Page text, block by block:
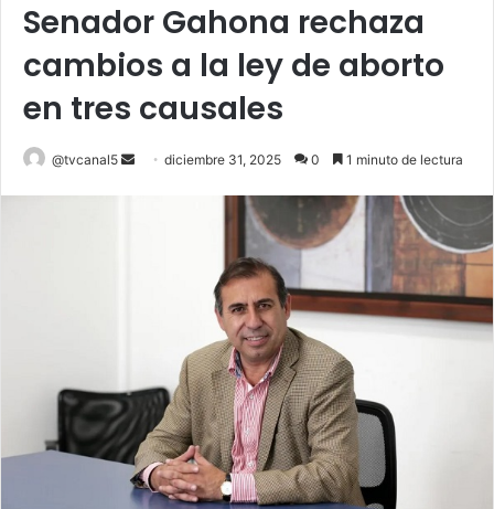
Senador Gahona rechaza
cambios a la ley de aborto
en tres causales
@tvcanal5
Senddiciembre 31, 2025 0 1 minuto de lectura